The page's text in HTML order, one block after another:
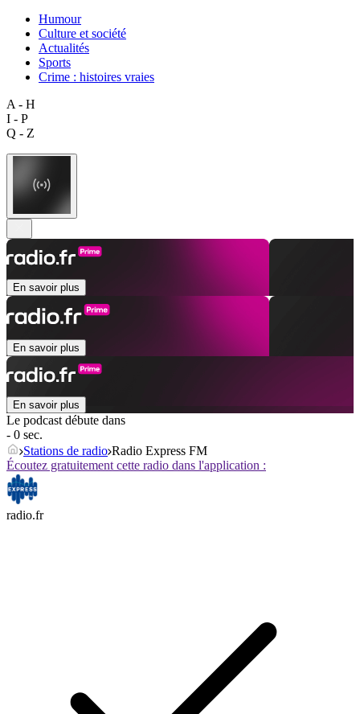
Humour
Culture et société
Actualités
Sports
Crime : histoires vraies
A - H
I - P
Q - Z
En savoir plus
En savoir plus
En savoir plus
Le podcast débute dans
- 0 sec.
Stations de radio Radio Express FM
Écoutez gratuitement cette radio dans l'application :
radio.fr